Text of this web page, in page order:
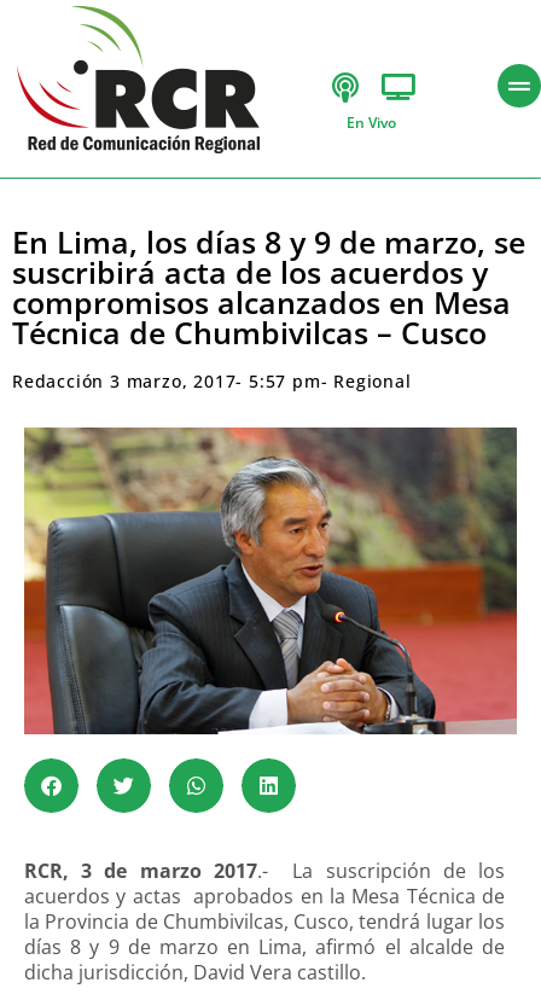
En Vivo
En Lima, los días 8 y 9 de marzo, se
suscribirá acta de los acuerdos y
compromisos alcanzados en Mesa
Técnica de Chumbivilcas – Cusco
Redacción 3 marzo, 2017- 5:57 pm- Regional
RCR, 3 de marzo 2017.- La suscripción de los
acuerdos y actas aprobados en la Mesa Técnica de
la Provincia de Chumbivilcas, Cusco, tendrá lugar los
días 8 y 9 de marzo en Lima, afirmó el alcalde de
dicha jurisdicción, David Vera castillo.